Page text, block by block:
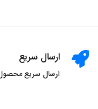
ارسال سریع
ارسال سریع